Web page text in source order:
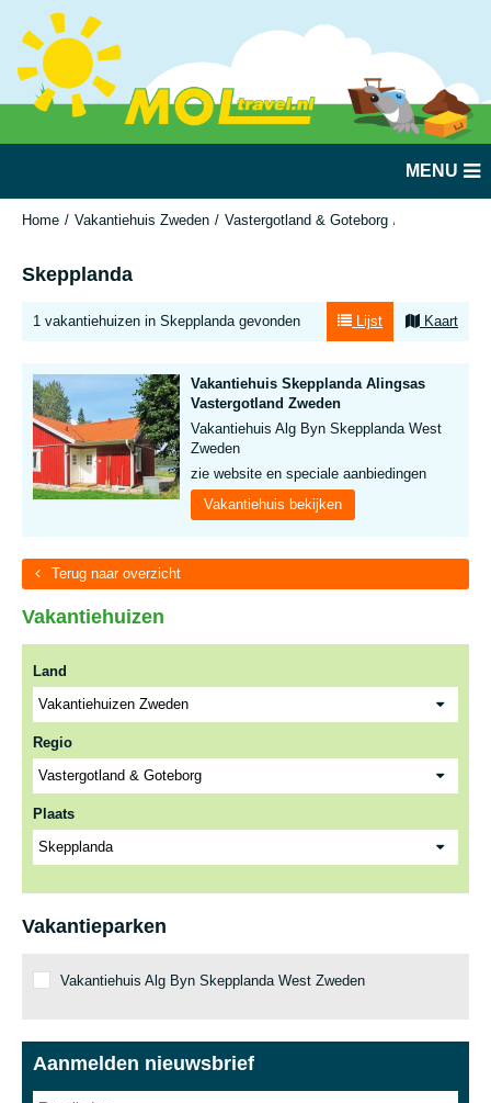
MENU
Home Vakantiehuis Zweden Vastergotland & Goteborg
Skepplanda
1 vakantiehuizen in Skepplanda gevonden Lijst Kaart
Vakantiehuis Skepplanda Alingsas
Vastergotland Zweden
Vakantiehuis Alg Byn Skepplanda West
Zweden
zie website en speciale aanbiedingen
Vakantiehuis bekijken
Terug naar overzicht
Vakantiehuizen
Land
Regio
Plaats
Vakantieparken
Vakantiehuis Alg Byn Skepplanda West Zweden
Aanmelden nieuwsbrief